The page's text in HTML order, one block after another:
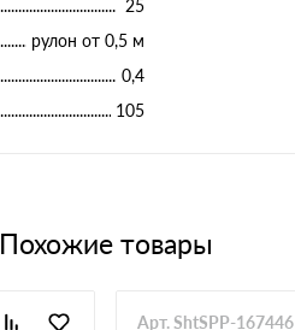
25
рулон от 0,5 м
0,4
105
Похожие товары
Арт. ShtSPP-167446